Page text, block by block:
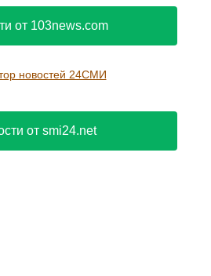
от 103news.com
новостей 24СМИ
от smi24.net